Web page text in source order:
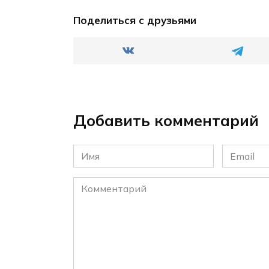
Поделиться с друзьями
Добавить комментарий
Имя
*
Email
*
Комментарий